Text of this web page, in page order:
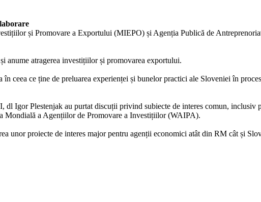
și Promovare a Exportului (MIEPO) și Agenția Publică de
anume atragerea investițiilor și promovarea exportului.
ceea ce ține de preluarea experienței și bunelor practici ale Sloveniei în
Igor Plestenjak au purtat discuții privind subiecte de interes comun,
Mondială a Agențiilor de Promovare a Investițiilor (WAIPA).
unor proiecte de interes major pentru agenții economici atât din RM cât și